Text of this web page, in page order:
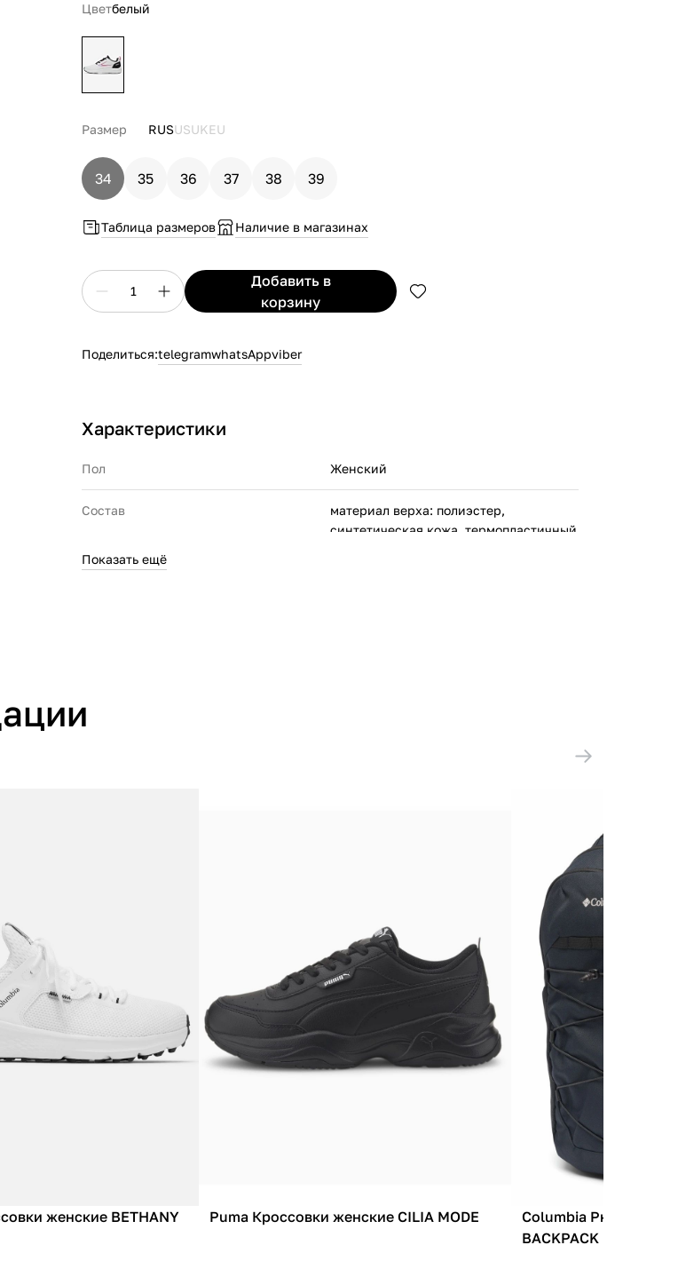
Цветбелый
Размер RUSUSUKEU
34 35 36 37 38 39
Таблица размеров Наличие в магазинах
1
Добавитьв
корзину
Поделиться:telegramwhatsAppviber
Характеристики
Пол Женский
Состав
материал верха: полиэстер,
синтетическая кожа, термопластичный
Страна производства
Показать ещё